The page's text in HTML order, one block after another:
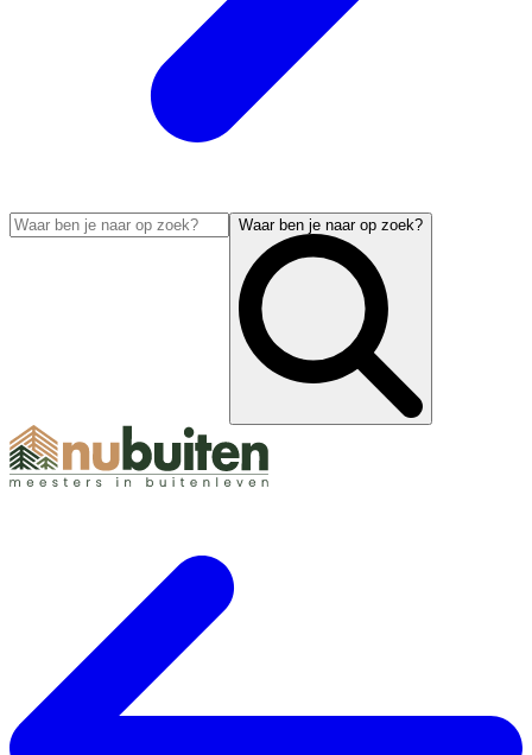
Waar ben je naar op zoek?